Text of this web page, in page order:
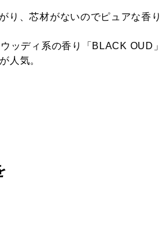
り、芯材がないのでピュアな香り
ッディ系の香り「BLACK OUD」
人気。